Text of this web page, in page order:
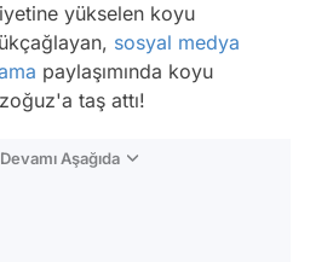
yükselen koyu
sosyal medya
paylaşımında koyu
taş attı!
Aşağıda